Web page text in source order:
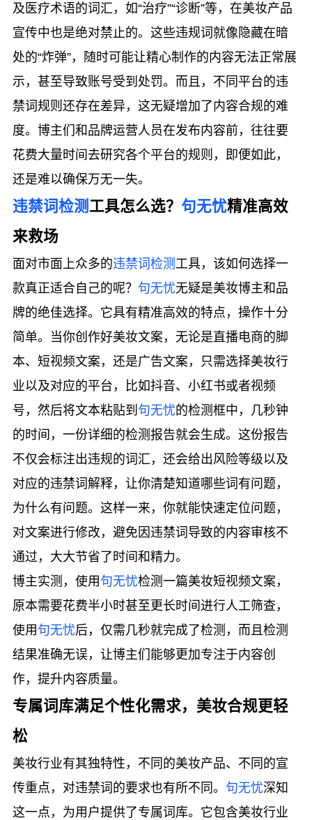
及医疗术语的词汇，如“治疗”“诊断”等，在美妆产品
宣传中也是绝对禁止的。这些违规词就像隐藏在暗
处的“炸弹”，随时可能让精心制作的内容无法正常展
示，甚至导致账号受到处罚。而且，不同平台的违
禁词规则还存在差异，这无疑增加了内容合规的难
度。博主们和品牌运营人员在发布内容前，往往要
花费大量时间去研究各个平台的规则，即便如此，
还是难以确保万无一失。
违禁词检测 工具怎么选？ 句无忧精准高效
来救场
面对市面上众多的违禁词检测 工具，该如何选择一
款真正适合自己的呢？ 句无忧无疑是美妆博主和品
牌的绝佳选择。它具有精准高效的特点，操作十分
简单。当你创作好美妆文案，无论是直播电商的脚
本、短视频文案，还是广告文案，只需选择美妆行
业以及对应的平台，比如抖音、小红书或者视频
号，然后将文本粘贴到 句无忧的检测框中，几秒钟
的时间，一份详细的检测报告就会生成。这份报告
不仅会标注出违规的词汇，还会给出风险等级以及
对应的违禁词解释，让你清楚知道哪些词有问题，
为什么有问题。这样一来，你就能快速定位问题，
对文案进行修改，避免因违禁词导致的内容审核不
通过，大大节省了时间和精力。
博主实测，使用句无忧检测一篇美妆短视频文案，
原本需要花费半小时甚至更长时间进行人工筛查，
使用句无忧后，仅需几秒就完成了检测，而且检测
结果准确无误，让博主们能够更加专注于内容创
作，提升内容质量。
专属词库满足个性化需求，美妆合规更轻
松
美妆行业有其独特性，不同的美妆产品、不同的宣
传重点，对违禁词的要求也有所不同。 句无忧深知
这一点，为用户提供了专属词库。它包含美妆行业